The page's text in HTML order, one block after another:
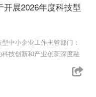
展2026年度科技型
中小企业工作主管部门：
技创新和产业创新深度融